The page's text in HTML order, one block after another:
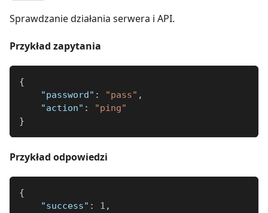
Sprawdzanie działania serwera i API.
Przykład zapytania
{
"password" : "pass" ,
"action" :
"ping"
}
Przykład odpowiedzi
{
"success" : 1 ,